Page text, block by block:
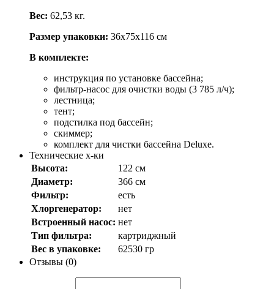
Вес: 62,53 кг.
Размер упаковки: 36х75х116 см
В комплекте:
инструкция по установке бассейна;
фильтр-насос для очистки воды (3 785 л/ч);
лестница;
тент;
подстилка под бассейн;
скиммер;
комплект для чистки бассейна Deluxе.
Технические х-ки
Высота:
122 см
Диаметр:
366 см
Фильтр:
есть
Хлоргенератор:
нет
Встроенный насос: нет
Тип фильтра:
картриджный
Вес в упаковке:
62530 гр
Отзывы (0)